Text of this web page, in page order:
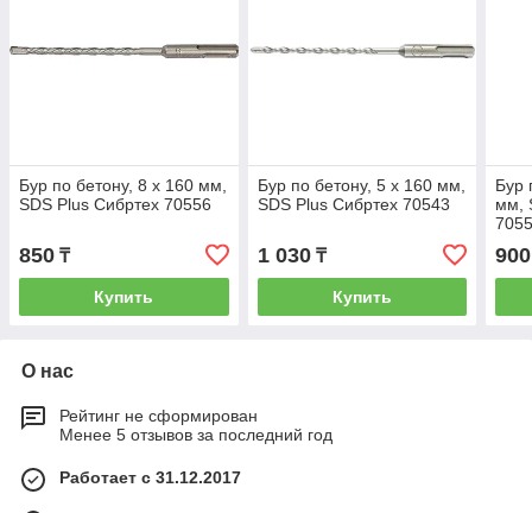
Бур по бетону, 8 x 160 мм,
SDS Plus Сибртех 70556
850 ₸
Купить
Бур по бетону, 5 x 160 мм,
SDS Plus Сибртех 70543
1 030₸
Купить
Бур
мм,
900
О нас
Рейтинг не сформирован
Менее 5 отзывов за последний год
Работает с 31.12.2017